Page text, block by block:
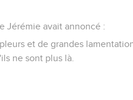
Jérémie avait annoncé :
et de grandes
ne sont plus là.